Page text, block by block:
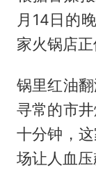
月14日的
家火锅店正
锅里红油
寻常的市
十分钟，
场让人血压